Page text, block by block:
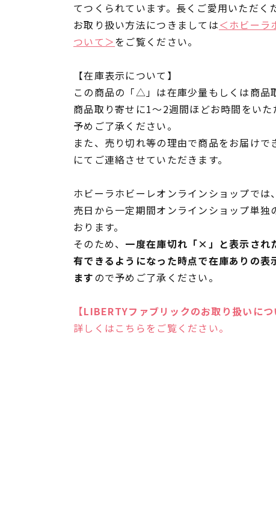
てつくられています。長くご愛用いただく
お取り扱い方法につきましては＜ホビーラ
ついて＞をご覧ください。
【在庫表示について】
この商品の「△」は在庫少量もしくは商品
商品取り寄せに1～2週間ほどお時間をい
予めご了承ください。
また、売り切れ等の理由で商品をお届けで
にてご連絡させていただきます。
ホビーラホビーレオンラインショップでは
売日から一定期間オンラインショップ単独
おります。
そのため、 一度在庫切れ「×」と表示され
有できるようになった時点で在庫ありの表
ますので予めご了承ください。
【LIBERTYファブリックのお取り扱いにつ
詳しくはこちらをご覧ください。